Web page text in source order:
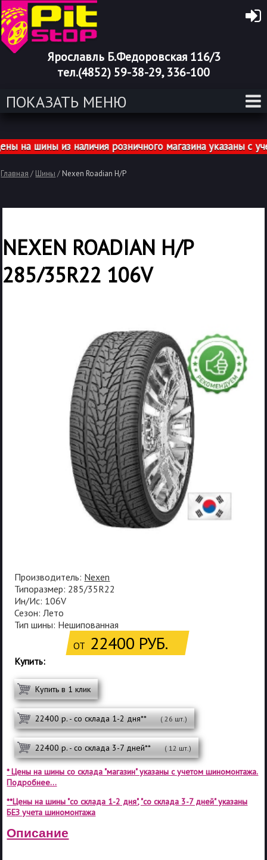
Ярославль Б.Федоровская 116/3
тел.(4852) 59-38-29, 336-100
ПОКАЗАТЬ МЕНЮ
шины из наличия розничного магазина указаны с
Главная / Шины / Nexen Roadian H/P
NEXEN ROADIAN H/P
285/35R22 106V
Производитель: Nexen
Типоразмер: 285/35R22
Ин/Ис: 106V
Сезон: Лето
Тип шины: Нешипованная
ОТ 22400 РУБ.
Купить:
Купить в 1 клик
22400 р. - со склада 1-2 дня** ( 26 шт.)
22400 р. - со склада 3-7 дней** ( 12 шт.)
* Цены на шины со склада "магазин" указаны с учетом шиномонтажа.
Подробнее...
**Цены на шины "со склада 1-2 дня", "со склада 3-7 дней" указаны
БЕЗ учета шиномонтажа
Описание